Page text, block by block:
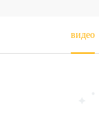
видео